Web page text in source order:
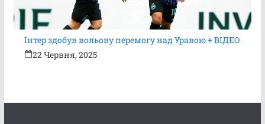
Інтер здобув вольову перемогу над Уравою + ВІДЕО
22 Червня, 2025